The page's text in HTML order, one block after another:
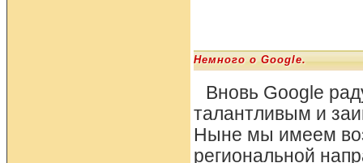
Немного о Google.
Вновь Google
талантливым и
Ныне мы имеем
региональной